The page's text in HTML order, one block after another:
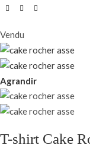
Vendu
Agrandir
T-shirt Cake